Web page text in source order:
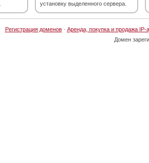
установку выделенного сервера.
Регистрация доменов· Аренда, покупка и продажа IP-
Домен